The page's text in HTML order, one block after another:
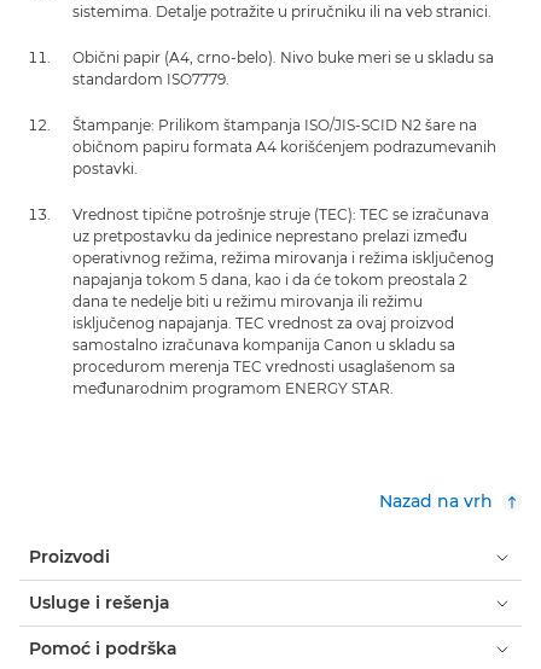
sistemima. Detalje potražite u priručniku ili na veb stranici.
Obični papir (A4, crno-belo). Nivo buke meri se u skladu sa
standardom ISO7779.
Štampanje: Prilikom štampanja ISO/JIS-SCID N2 šare na
običnom papiru formata A4 korišćenjem podrazumevanih
postavki.
Vrednost tipične potrošnje struje (TEC): TEC se izračunava
uz pretpostavku da jedinice neprestano prelazi između
operativnog režima, režima mirovanja i režima isključenog
napajanja tokom 5 dana, kao i da će tokom preostala 2
dana te nedelje biti u režimu mirovanja ili režimu
isključenog napajanja. TEC vrednost za ovaj proizvod
samostalno izračunava kompanija Canon u skladu sa
procedurom merenja TEC vrednosti usaglašenom sa
međunarodnim programom ENERGY STAR.
Nazad na vrh
Proizvodi
Usluge i rešenja
Pomoć i podrška